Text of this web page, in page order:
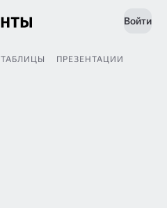
Войти
ТАБЛИЦЫ ПРЕЗЕНТАЦИИ